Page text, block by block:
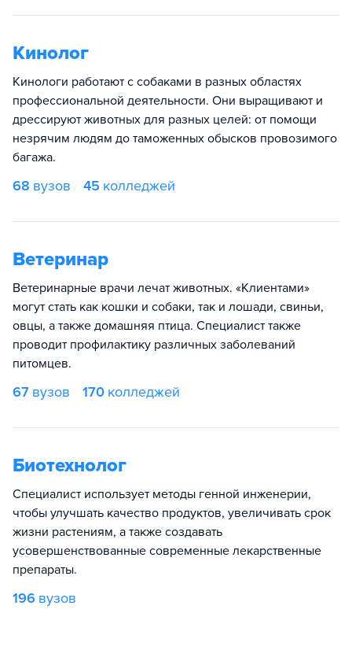
Кинолог
Кинологи работают с собаками в разных областях
профессиональной деятельности. Они выращивают и
дрессируют животных для разных целей: от помощи
незрячим людям до таможенных обысков провозимого
багажа.
68 вузов 45 колледжей
Ветеринар
Ветеринарные врачи лечат животных. «Клиентами»
могут стать как кошки и собаки, так и лошади, свиньи,
овцы, а также домашняя птица. Специалист также
проводит профилактику различных заболеваний
питомцев.
67 вузов 170 колледжей
Биотехнолог
Специалист использует методы генной инженерии,
чтобы улучшать качество продуктов, увеличивать срок
жизни растениям, а также создавать
усовершенствованные современные лекарственные
препараты.
196 вузов